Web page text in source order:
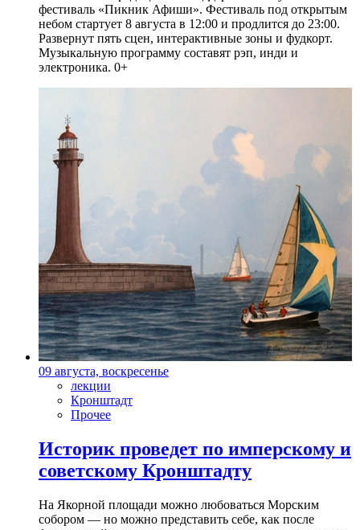
фестиваль «Пикник Афиши». Фестиваль под открытым
небом стартует 8 августа в 12:00 и продлится до 23:00.
Развернут пять сцен, интерактивные зоны и фудкорт.
Музыкальную программу составят рэп, инди и
электроника. 0+
09 августа, воскресенье
лекции
Кронштадт
Прочее
Историк проведет по имперскому и
советскому Кронштадту
На Якорной площади можно любоваться Морским
собором — но можно представить себе, как после